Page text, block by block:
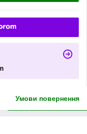
Умови повернення